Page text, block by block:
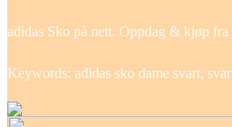
adidas Sko på nett. Oppdag & kjøp
Keywords: adidas sko dame svart,